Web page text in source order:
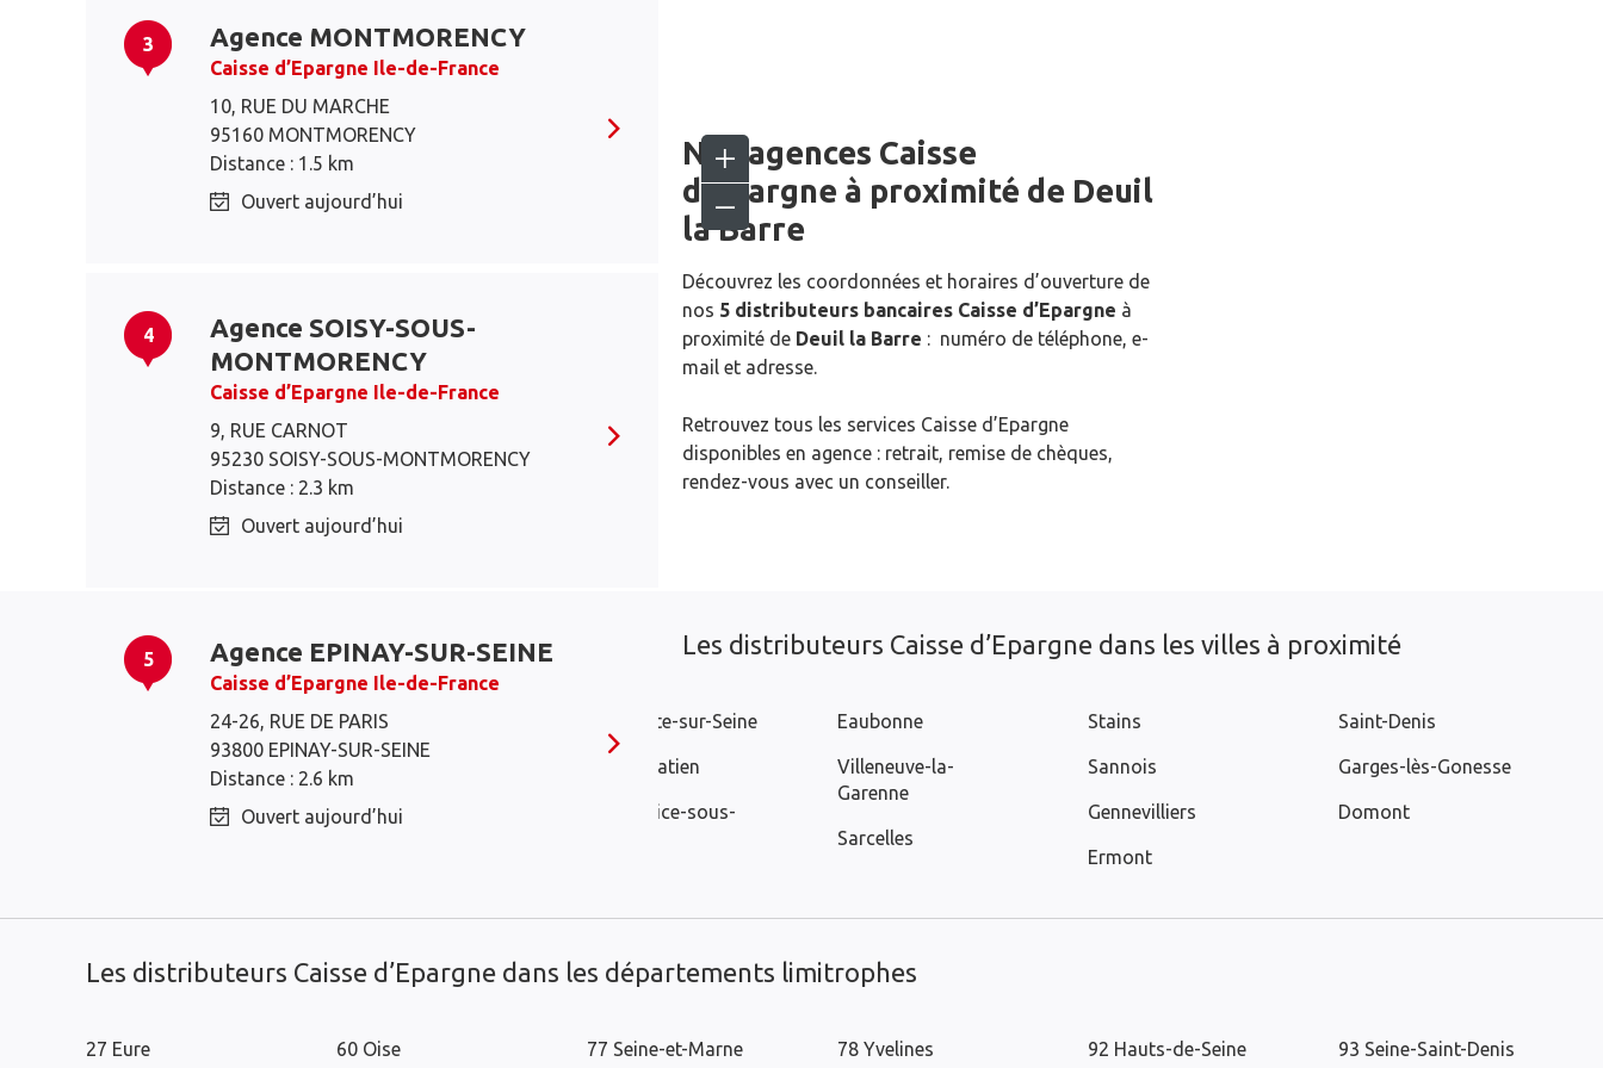
3 Agence MONTMORENCY
Caisse d’Epargne Ile-de-France
10, RUE DU MARCHE
95160 MONTMORENCY
Distance : 1.5 km
Ouvert aujourd’hui
4
Agence SOISY-SOUS-
MONTMORENCY
Caisse d’Epargne Ile-de-France
9, RUE CARNOT
95230 SOISY-SOUS-MONTMORENCY
Distance : 2.3 km
Ouvert aujourd’hui
5 Agence EPINAY-SUR-SEINE
Caisse d’Epargne Ile-de-France
24-26, RUE DE PARIS
93800 EPINAY-SUR-SEINE
Distance : 2.6 km
Ouvert aujourd’hui
Nos agences Caisse
d’Epargne à proximité de Deuil
la Barre
Découvrez les coordonnées et horaires d’ouverture de
nos 5 distributeurs bancaires Caisse d’Epargne à
proximité de Deuil la Barre : numéro de téléphone, e-
mail et adresse.
Retrouvez tous les services Caisse d’Epargne
disponibles en agence : retrait, remise de chèques,
rendez-vous avec un conseiller.
Les distributeurs Caisse d’Epargne dans les villes à proximité
Enghien-les-Bains
Villetaneuse
Montmorency
Pierrefitte-sur-Seine
Saint-Gratien
Saint-Brice-sous-
Eaubonne
Villeneuve-la-
Garenne
Sarcelles
Stains
Sannois
Gennevilliers
Ermont
Saint-Denis
Garges-lès-Gonesse
Domont
Les distributeurs Caisse d’Epargne dans les départements limitrophes
27 Eure 60 Oise 77 Seine-et-Marne 78 Yvelines 92 Hauts-de-Seine 93 Seine-Saint-Denis